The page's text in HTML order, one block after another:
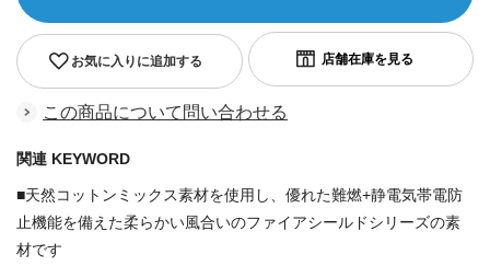
お気に入りに追加する
この商品について問い合わせる
関連 KEYWORD
■天然コットンミックス素材を使用し、優れた難燃+静電気帯電防
止機能を備えた柔らかい風合いのファイアシールドシリーズの素
材です